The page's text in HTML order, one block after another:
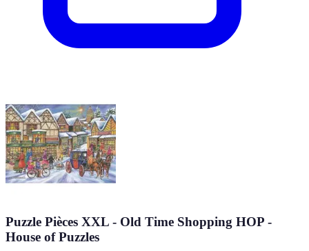
Puzzle Pièces XXL - Old Time Shopping HOP -
House of Puzzles